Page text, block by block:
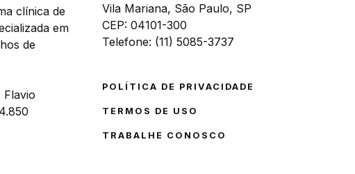
clínica de
em
de
Flavio
Vila Mariana, São Paulo, SP
CEP: 04101-300
Telefone: (11) 5085-3737
POLÍTICA DE PRIVACIDADE
TERMOS DE USO
TRABALHE CONOSCO